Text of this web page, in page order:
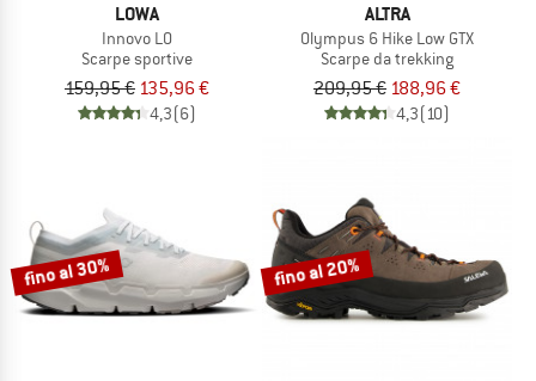
LOWA
Innovo LO
Scarpe sportive
159,95 € 135,96 €
4,3(6)
ALTRA
Olympus 6 Hike Low GTX
Scarpe da trekking
209,95 € 188,96 €
4,3(10)
fino al 30% fino al 20%